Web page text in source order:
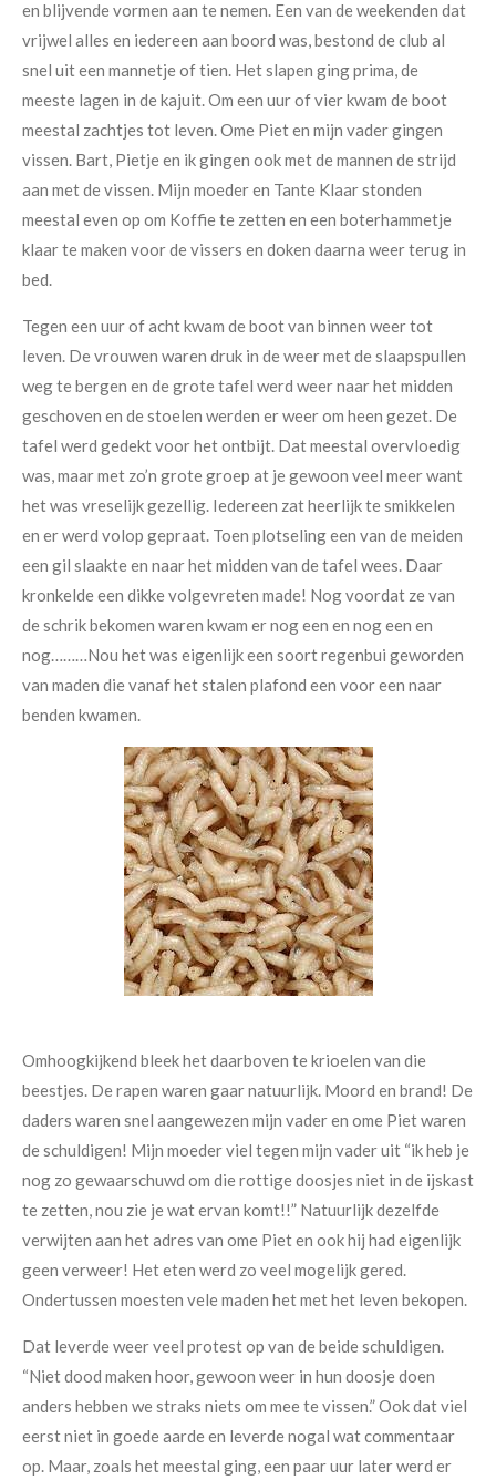
en blijvende vormen aan te nemen. Een van de weekenden dat
vrijwel alles en iedereen aan boord was, bestond de club al
snel uit een mannetje of tien. Het slapen ging prima, de
meeste lagen in de kajuit. Om een uur of vier kwam de boot
meestal zachtjes tot leven. Ome Piet en mijn vader gingen
vissen. Bart, Pietje en ik gingen ook met de mannen de strijd
aan met de vissen. Mijn moeder en Tante Klaar stonden
meestal even op om Koffie te zetten en een boterhammetje
klaar te maken voor de vissers en doken daarna weer terug in
bed.
Tegen een uur of acht kwam de boot van binnen weer tot
leven. De vrouwen waren druk in de weer met de slaapspullen
weg te bergen en de grote tafel werd weer naar het midden
geschoven en de stoelen werden er weer om heen gezet. De
tafel werd gedekt voor het ontbijt. Dat meestal overvloedig
was, maar met zo’n grote groep at je gewoon veel meer want
het was vreselijk gezellig. Iedereen zat heerlijk te smikkelen
en er werd volop gepraat. Toen plotseling een van de meiden
een gil slaakte en naar het midden van de tafel wees. Daar
kronkelde een dikke volgevreten made! Nog voordat ze van
de schrik bekomen waren kwam er nog een en nog een en
nog………Nou het was eigenlijk een soort regenbui geworden
van maden die vanaf het stalen plafond een voor een naar
benden kwamen.
Omhoogkijkend bleek het daarboven te krioelen van die
beestjes. De rapen waren gaar natuurlijk. Moord en brand! De
daders waren snel aangewezen mijn vader en ome Piet waren
de schuldigen! Mijn moeder viel tegen mijn vader uit “ik heb je
nog zo gewaarschuwd om die rottige doosjes niet in de ijskast
te zetten, nou zie je wat ervan komt!!” Natuurlijk dezelfde
verwijten aan het adres van ome Piet en ook hij had eigenlijk
geen verweer! Het eten werd zo veel mogelijk gered.
Ondertussen moesten vele maden het met het leven bekopen.
Dat leverde weer veel protest op van de beide schuldigen.
“Niet dood maken hoor, gewoon weer in hun doosje doen
anders hebben we straks niets om mee te vissen.” Ook dat viel
eerst niet in goede aarde en leverde nogal wat commentaar
op. Maar, zoals het meestal ging, een paar uur later werd er